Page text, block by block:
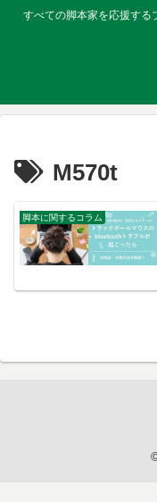
すべての脚本家を応援する
M570t
脚本に関するコラム